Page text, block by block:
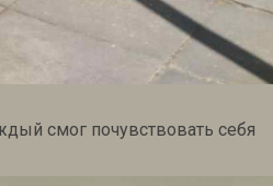
смог почувствовать себя